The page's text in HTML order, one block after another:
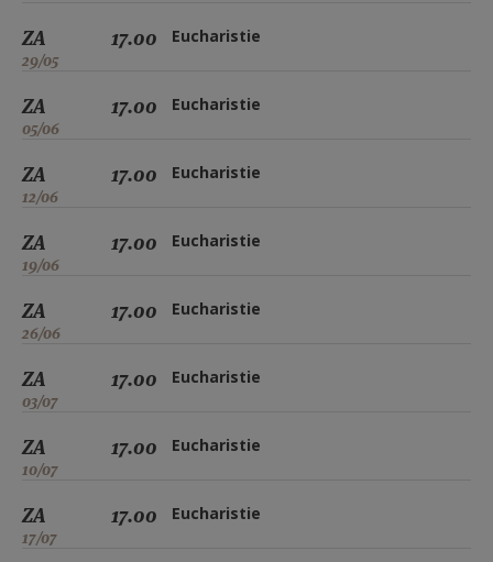
ZA
29/05
17.00 Eucharistie
ZA
05/06
17.00 Eucharistie
ZA
12/06
17.00 Eucharistie
ZA
19/06
17.00 Eucharistie
ZA
26/06
17.00 Eucharistie
ZA
03/07
17.00 Eucharistie
ZA
10/07
17.00 Eucharistie
ZA
17/07
17.00 Eucharistie